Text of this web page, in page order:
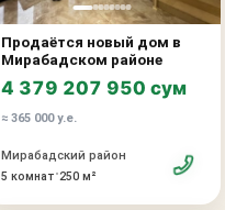
Продаётся новый дом в
Мирабадском районе
4 379 207 950 сум
≈ 365 000 у.е.
Мирабадский район
5 комнат•250 м²